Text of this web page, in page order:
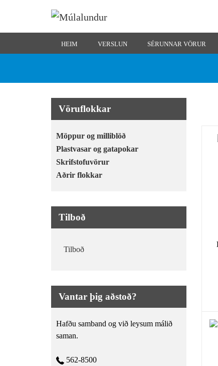
HEIM VERSLUN SÉRUNNAR VÖRUR
Vöruflokkar
Möppur og milliblöð
Plastvasar og gatapokar
Skrifstofuvörur
Aðrir flokkar
Tilboð
Tilboð
Vantar þig aðstoð?
Hafðu samband og við leysum málið
saman.
562-8500